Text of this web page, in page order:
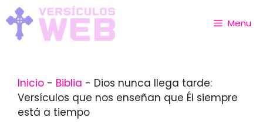
Skip
to
content
Menu
Inicio - Biblia - Dios nunca llega tarde:
Versículos que nos enseñan que Él siempre
está a tiempo